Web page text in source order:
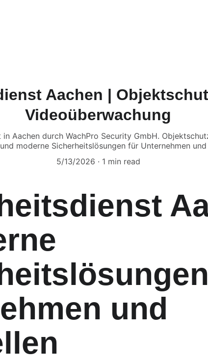
Aachen |
Videoüberwachung
Aachen durch WachPro Security GmbH.
moderne Sicherheitslösungen für Unternehmen
5/13/2026
1 min read
und